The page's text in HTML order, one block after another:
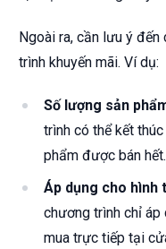
Ngoài ra, cần lưu ý đến
trình khuyến mãi. Ví dụ:
Số lượng sản
trình có thể kết
phẩm được bán hết.
Áp dụng cho hình
chương trình chỉ áp
mua trực tiếp tại